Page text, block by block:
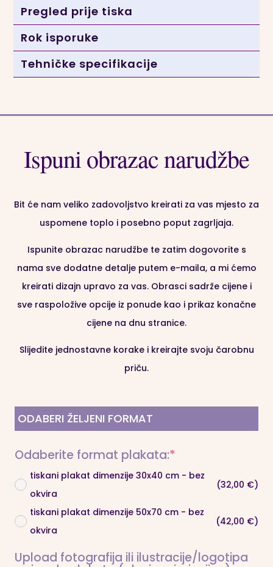
🌟 Ručni rad
: Naši čarobnjaci će Vaše nove plakate
izraditi korak po korak, s puno pažnje i ljubavi, te ih
zatim tiskati u najmodernijoj verziji plakata,
za drugačijim dimenzijama od ponuđenih, pošaljite
Naši personalizirani plakati stižu kaoprint bez
okvira,
obrte za uramljivanje, provjerite bogatu ponudu
kvalitetnih okvira te od svog plakata napravite pravo
umjetničko djelo,
Naš personalizirani plakat “Polaroid Fotografije s
Posvetom” prigodan je za:
🌟 Poklon za majku ili oca : Iznenadite mamu ili tatu
porukom “Best Mom/Dad Ever”,
uspomenu za cijelu obitelj.
🌟 Poklon za prijateljstvo
: Savršen dar za bliske
trenutke.
Pregled prije tiska
Rok isporuke
Tehničke specifikacije
Ispuni obrazac narudžbe
Bit će nam veliko zadovoljstvo kreirati za vas mjesto za
uspomene toplo i posebno poput zagrljaja.
Ispunite obrazac narudžbe te zatim dogovorite s
nama sve dodatne detalje putem e-maila, a mi ćemo
kreirati dizajn upravo za vas. Obrasci sadrže cijene i
sve raspoložive opcije iz ponude kao i prikaz konačne
cijene na dnu stranice.
Slijedite jednostavne korake i kreirajte svoju čarobnu
priču.
ODABERI ŽELJENI FORMAT
Odaberite format plakata:*
tiskani plakat dimenzije 30x40 cm - bez
okvira
(32,00 €)
tiskani plakat dimenzije 50x70 cm - bez
okvira
(42,00 €)
Upload fotografija ili ilustracije/logotipa